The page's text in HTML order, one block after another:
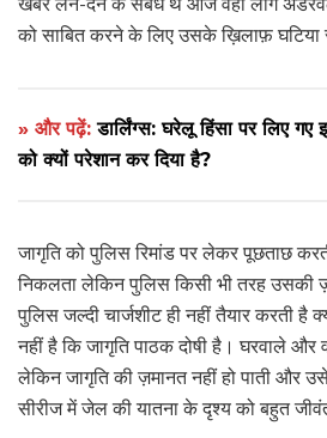
को साबित करने के लिए उसके ख़िलाफ़
» और पढ़ें:डार्लिंग्स: घरेलू हिंसा पर लिए
को क्यों परेशान कर दिया है?
जागृति को पुलिस रिमांड पर लेकर पूछताछ
निकलता लेकिन पुलिस किसी भी तरह उसकी
पुलिस जल्दी चार्जशीट ही नहीं तैयार करती
नहीं है कि जागृति पाठक दोषी है। घरवाले
लेकिन जागृति की ज़मानत नहीं हो पाती और
सीरीज में जेल की यातना के दृश्य को बहुत